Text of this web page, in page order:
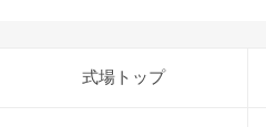
式場トップ